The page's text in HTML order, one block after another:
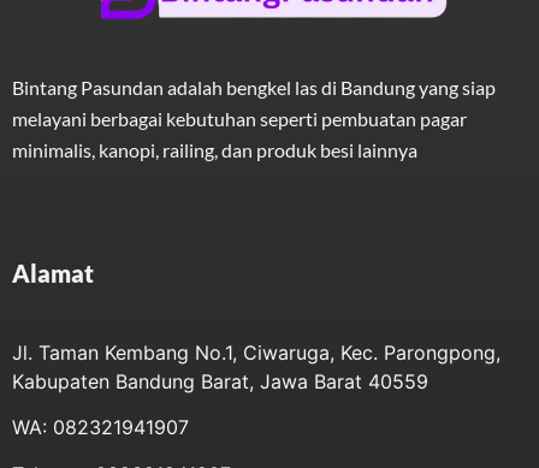
Bintang Pasundan adalah bengkel las di Bandung yang siap
melayani berbagai kebutuhan seperti pembuatan pagar
minimalis, kanopi, railing, dan produk besi lainnya
Alamat
Jl. Taman Kembang No.1, Ciwaruga, Kec. Parongpong,
Kabupaten Bandung Barat, Jawa Barat 40559
WA: 082321941907